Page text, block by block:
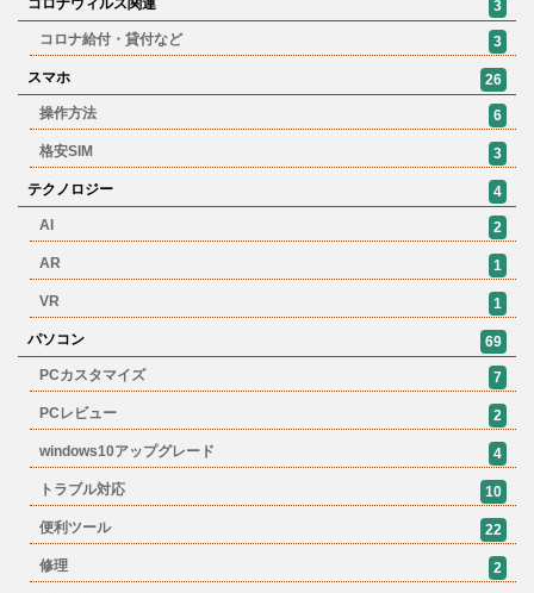
3
コロナ給付・貸付など
3
スマホ
26
操作方法
6
格安SIM 3
テクノロジー
4
AI
2
AR 1
VR 1
パソコン
69
PCカスタマイズ
7
PCレビュー 2
windows10アップグレード 4
トラブル対応 10
便利ツール 22
修理 2